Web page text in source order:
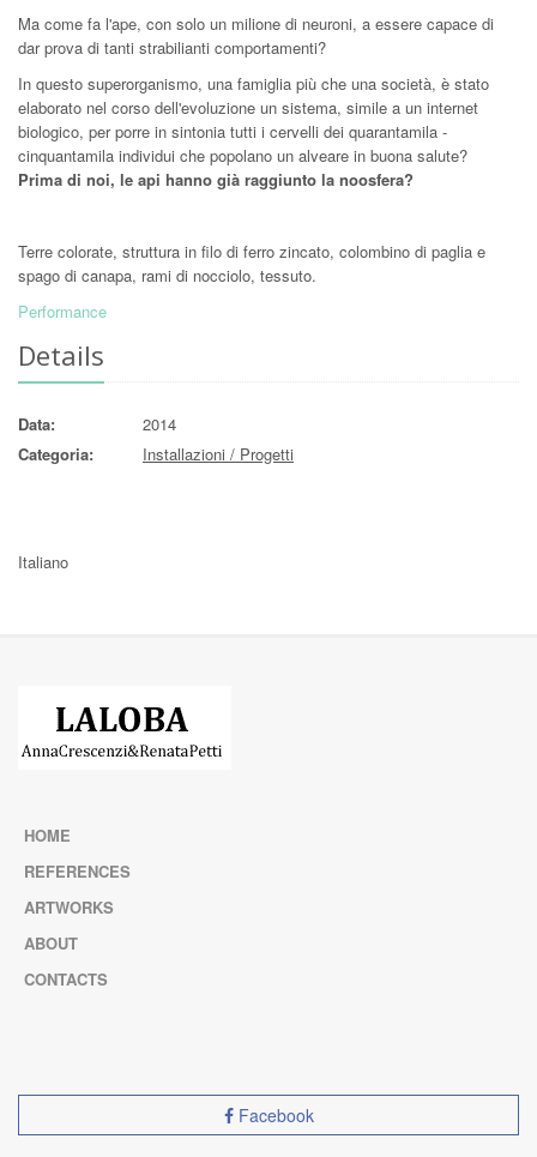
Ma come fa l'ape, con solo un milione di neuroni, a essere capace di
dar prova di tanti strabilianti comportamenti?
In questo superorganismo, una famiglia più che una società, è stato
elaborato nel corso dell'evoluzione un sistema, simile a un internet
biologico, per porre in sintonia tutti i cervelli dei quarantamila -
cinquantamila individui che popolano un alveare in buona salute?
Prima di noi, le api hanno già raggiunto la noosfera?
Terre colorate, struttura in filo di ferro zincato, colombino di paglia e
spago di canapa, rami di nocciolo, tessuto.
Performance
Details
Data:
2014
Categoria:
Installazioni / Progetti
Italiano
HOME
REFERENCES
ARTWORKS
ABOUT
CONTACTS
Facebook